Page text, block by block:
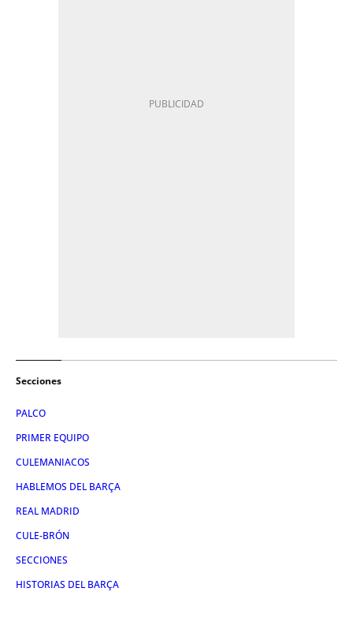
Secciones
PALCO
PRIMER EQUIPO
CULEMANIACOS
HABLEMOS DEL BARÇA
REAL MADRID
CULE-BRÓN
SECCIONES
HISTORIAS DEL BARÇA